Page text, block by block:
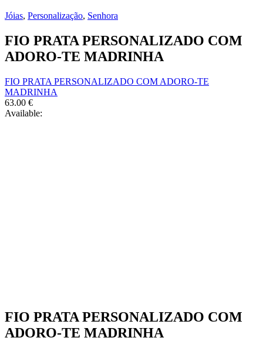
Jóias, Personalização, Senhora
FIO PRATA PERSONALIZADO COM
ADORO-TE MADRINHA
FIO PRATA PERSONALIZADO COM ADORO-TE
MADRINHA
63.00 €
Available:
FIO PRATA PERSONALIZADO COM
ADORO-TE MADRINHA